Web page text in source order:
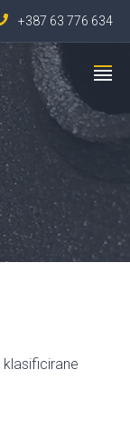
+387 63 776 634